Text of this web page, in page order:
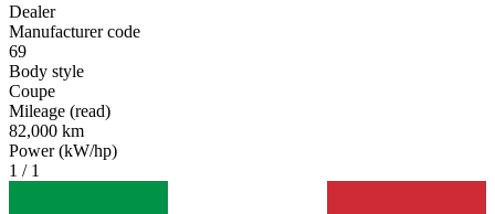
Dealer
Manufacturer code
69
Body style
Coupe
Mileage (read)
82,000 km
Power (kW/hp)
1 / 1